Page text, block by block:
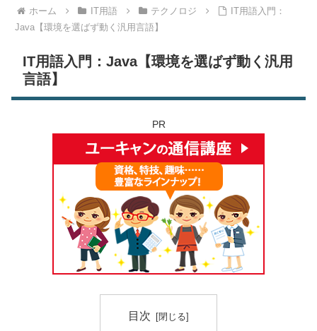
ホーム IT用語 テクノロジ
IT用語入門：
Java【環境を選ばず動く汎用言語】
IT用語入門：Java【環境を選ばず動く汎用
言語】
PR
目次